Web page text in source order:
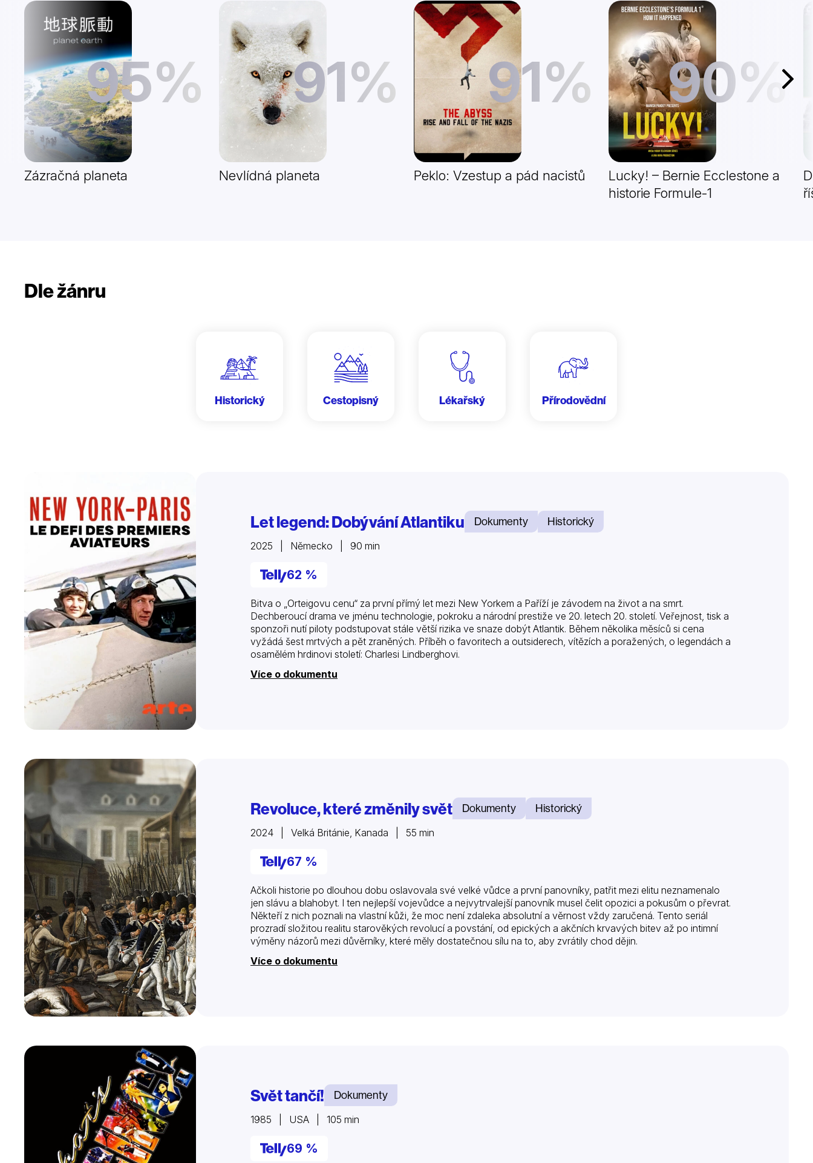
Další
95%
Zázračná planeta
91%
Nevlídná planeta
91%
Peklo: Vzestup a pád nacistů
90%
Lucky! – Bernie Ecclestone a
historie Formule-1
Dle žánru
Historický Cestopisný Lékařský Přírodovědní
Let legend: Dobývání Atlantiku Dokumenty Historický
2025 | Německo | 90 min
62 %
Bitva o „Orteigovu cenu“ za první přímý let mezi New Yorkem a Paříží je závodem na život a na smrt.
Dechberoucí drama ve jménu technologie, pokroku a národní prestiže ve 20. letech 20. století. Veřejnost, tisk a
sponzoři nutí piloty podstupovat stále větší rizika ve snaze dobýt Atlantik. Během několika měsíců si cena
vyžádá šest mrtvých a pět zraněných. Příběh o favoritech a outsiderech, vítězích a poražených, o legendách a
osamělém hrdinovi století: Charlesi Lindberghovi.
Více o dokumentu
Revoluce, které změnily svět Dokumenty Historický
2024 | Velká Británie, Kanada | 55 min
67 %
Ačkoli historie po dlouhou dobu oslavovala své velké vůdce a první panovníky, patřit mezi elitu neznamenalo
jen slávu a blahobyt. I ten nejlepší vojevůdce a nejvytrvalejší panovník musel čelit opozici a pokusům o převrat.
Někteří z nich poznali na vlastní kůži, že moc není zdaleka absolutní a věrnost vždy zaručená. Tento seriál
prozradí složitou realitu starověkých revolucí a povstání, od epických a akčních krvavých bitev až po intimní
výměny názorů mezi důvěrníky, které měly dostatečnou sílu na to, aby zvrátily chod dějin.
Více o dokumentu
Svět tančí! Dokumenty
1985 | USA | 105 min
69 %